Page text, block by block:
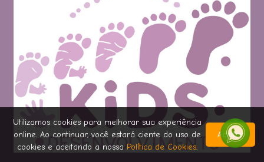
Utilizamos cookies para melhorar sua experiência
online. Ao continuar, você estará ciente do uso de
cookies e aceitando a nossa Política de Cookies.
Aceitar